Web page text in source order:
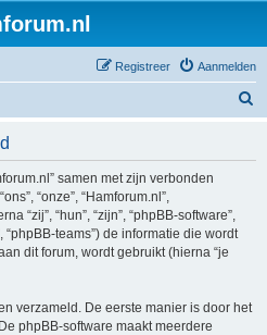
Aanmelden
Registreer
samen met zijn verbonden
“onze”, “Hamforum.nl”,
“zij”, “hun”, “zijn”, “phpBB-software”,
“phpBB-teams”) de informatie die wordt
dit forum, wordt gebruikt (hierna “je
verzameld. De eerste manier is door het
phpBB-software maakt meerdere